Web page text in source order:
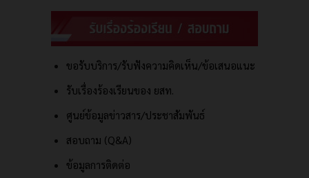
ขอรับบริการ/รับฟังความคิดเห็น/ข้อเสนอแนะ
รับเรื่องร้องเรียนของ ยสท.
ศูนย์ข้อมูลข่าวสาร/ประชาสัมพันธ์
สอบถาม (Q&A)
ข้อมูลการติดต่อ